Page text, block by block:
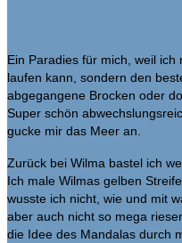
Ein Paradies für mich, weil
laufen kann, sondern den
abgegangene Brocken oder
Super schön
gucke mir das Meer an.
Zurück bei Wilma bastel ich
Ich male Wilmas gelben
wusste ich nicht, wie und mit
aber auch nicht so mega
die Idee des Mandalas durch